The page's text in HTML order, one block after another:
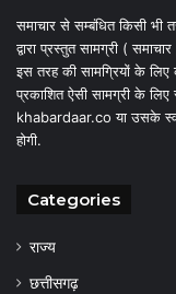
समाचार से सम्बंधित किसी भी
द्वारा प्रस्तुत सामग्री (
इस तरह की सामग्रियों के
प्रकाशित ऐसी सामग्री के लिए
khabardaar.co या उसके
होगी.
Categories
राज्य
छत्तीसगढ़